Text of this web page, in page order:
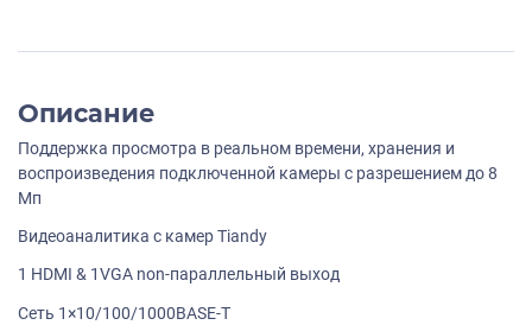
Описание
Поддержка просмотра в реальном времени, хранения и
воспроизведения подключенной камеры с разрешением до 8
Мп
Видеоаналитика с камер Tiandy
1 HDMI & 1VGA non-параллельный выход
Сеть 1×10/100/1000BASE-T